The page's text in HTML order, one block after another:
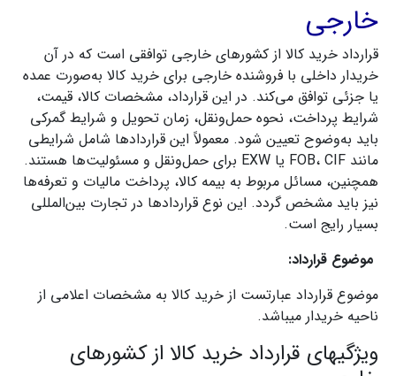
خارجی
قرارداد خرید کالا از کشورهای خارجی توافقی است که در آن
خریدار داخلی با فروشنده خارجی برای خرید کالا به‌صورت عمده
یا جزئی توافق می‌کند. در این قرارداد، مشخصات کالا، قیمت،
شرایط پرداخت، نحوه حمل‌ونقل، زمان تحویل و شرایط گمرکی
باید به‌وضوح تعیین شود. معمولاً این قراردادها شامل شرایطی
مانند FOB، CIF یا EXW برای حمل‌ونقل و مسئولیت‌ها هستند.
همچنین، مسائل مربوط به بیمه کالا، پرداخت مالیات و تعرفه‌ها
نیز باید مشخص گردد. این نوع قراردادها در تجارت بین‌المللی
بسیار رایج است.
موضوع قرارداد:
موضوع قرارداد عبارتست از خرید کالا به مشخصات اعلامی از
ناحیه خریدار میباشد.
ویژگیهای قرارداد خرید کالا از کشورهای